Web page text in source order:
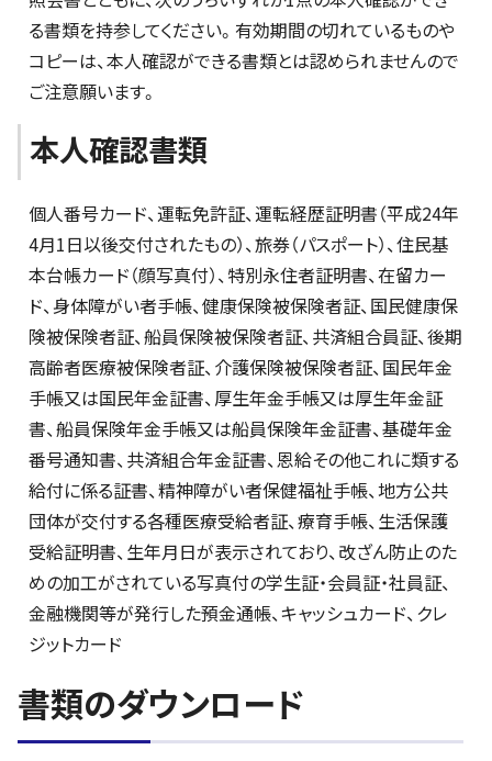
る書類を持参してください。有効期間の切れているものや
コピーは、本人確認ができる書類とは認められませんので
ご注意願います。
本人確認書類
個人番号カード、運転免許証、運転経歴証明書（平成24年
4月1日以後交付されたもの）、旅券（パスポート）、住民基
本台帳カード（顔写真付）、特別永住者証明書、在留カー
ド、身体障がい者手帳、健康保険被保険者証、国民健康保
険被保険者証、船員保険被保険者証、共済組合員証、後期
高齢者医療被保険者証、介護保険被保険者証、国民年金
手帳又は国民年金証書、厚生年金手帳又は厚生年金証
書、船員保険年金手帳又は船員保険年金証書、基礎年金
番号通知書、共済組合年金証書、恩給その他これに類する
給付に係る証書、精神障がい者保健福祉手帳、地方公共
団体が交付する各種医療受給者証、療育手帳、生活保護
受給証明書、生年月日が表示されており、改ざん防止のた
めの加工がされている写真付の学生証・会員証・社員証、
金融機関等が発行した預金通帳、キャッシュカード、クレ
ジットカード
書類のダウンロード